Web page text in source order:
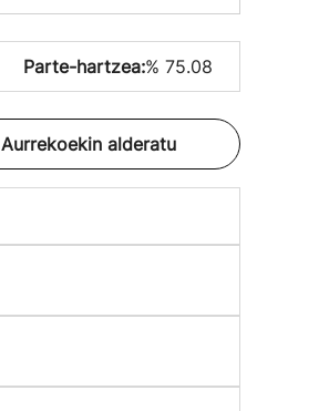
Parte-hartzea:% 75.08
Aurrekoekin alderatu